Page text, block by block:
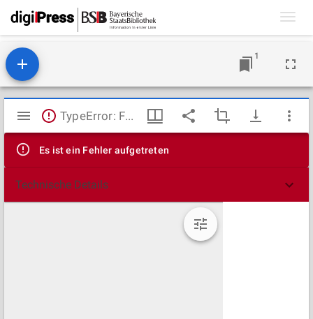
1
Mirador
Viewer
TypeError: Failed to fetch
Es ist ein Fehler aufgetreten
Technische Details